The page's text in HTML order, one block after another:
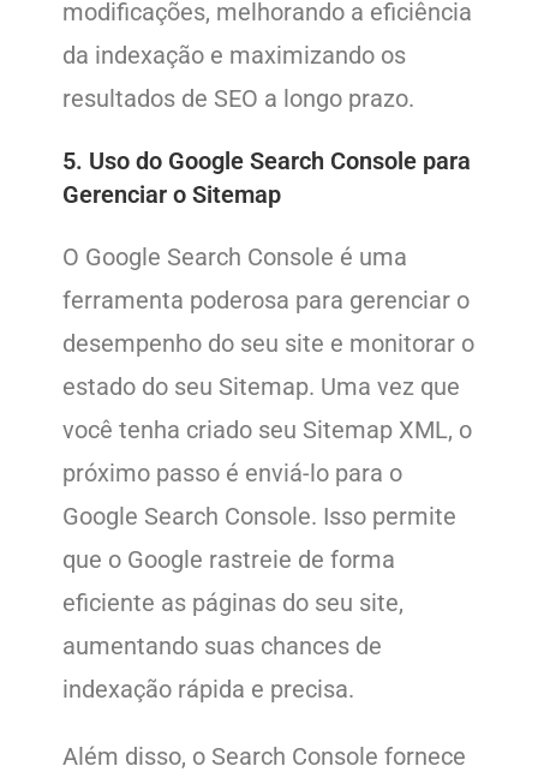
modificações, melhorando a eficiência
da indexação e maximizando os
resultados de SEO a longo prazo.
5. Uso do Google Search Console para
Gerenciar o Sitemap
O Google Search Console é uma
ferramenta poderosa para gerenciar o
desempenho do seu site e monitorar o
estado do seu Sitemap. Uma vez que
você tenha criado seu Sitemap XML, o
próximo passo é enviá-lo para o
Google Search Console. Isso permite
que o Google rastreie de forma
eficiente as páginas do seu site,
aumentando suas chances de
indexação rápida e precisa.
Além disso, o Search Console fornece